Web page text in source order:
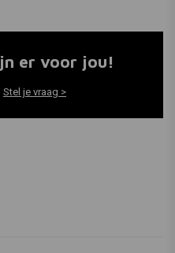
er voor jou!
Stel je vraag >